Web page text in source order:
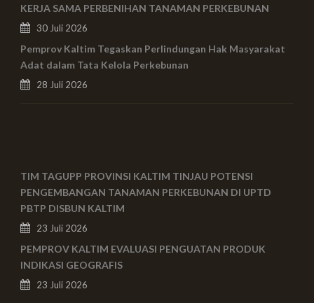
KERJA SAMA PERBENIHAN TANAMAN PERKEBUNAN
30 Juli 2026
Pemprov Kaltim Tegaskan Perlindungan Hak Masyarakat
Adat dalam Tata Kelola Perkebunan
28 Juli 2026
TIM TAGUPP PROVINSI KALTIM TINJAU POTENSI
PENGEMBANGAN TANAMAN PERKEBUNAN DI UPTD
PBTP DISBUN KALTIM
23 Juli 2026
PEMPROV KALTIM EVALUASI PENGUATAN PRODUK
INDIKASI GEOGRAFIS
23 Juli 2026